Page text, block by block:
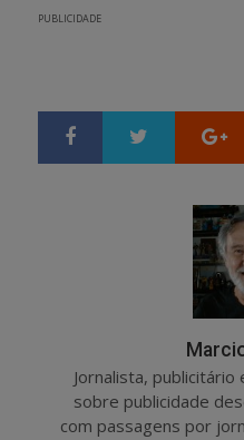
PUBLICIDADE
Jornalista,
sobre publicidade
com passagens por